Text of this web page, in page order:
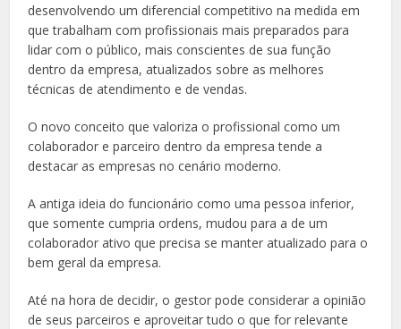
desenvolvendo um diferencial competitivo na medida em
que trabalham com profissionais mais preparados para
lidar com o público, mais conscientes de sua função
dentro da empresa, atualizados sobre as melhores
técnicas de atendimento e de vendas.
O novo conceito que valoriza o profissional como um
colaborador e parceiro dentro da empresa tende a
destacar as empresas no cenário moderno.
A antiga ideia do funcionário como uma pessoa inferior,
que somente cumpria ordens, mudou para a de um
colaborador ativo que precisa se manter atualizado para o
bem geral da empresa.
Até na hora de decidir, o gestor pode considerar a opinião
de seus parceiros e aproveitar tudo o que for relevante